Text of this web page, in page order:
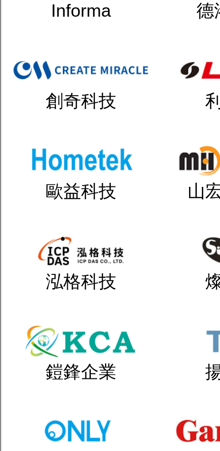
Informa 德
創奇科技
歐益科技 山
泓格科技
鎧鋒企業